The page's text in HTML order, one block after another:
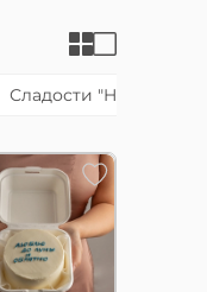
Сладости "Happy cake"